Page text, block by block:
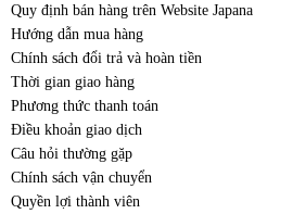
Quy định bán hàng trên Website Japana
Hướng dẫn mua hàng
Chính sách đổi trả và hoàn tiền
Thời gian giao hàng
Phương thức thanh toán
Điều khoản giao dịch
Câu hỏi thường gặp
Chính sách vận chuyển
Quyền lợi thành viên